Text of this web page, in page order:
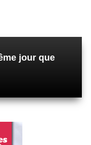
jour que